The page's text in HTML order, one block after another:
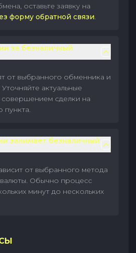
оставьте заявку на
форму обратной связи.
за безналичный
от выбранного обменника и
актуальные
сделки на
пункта.
занимает безналичный
от выбранного метода
Обычно процесс
минут до нескольких